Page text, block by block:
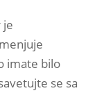
je
imate bilo
se sa